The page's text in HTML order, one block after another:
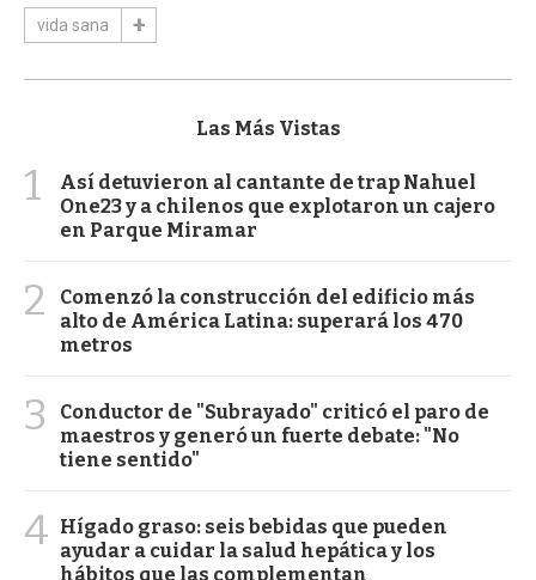
vida sana
Las Más Vistas
1
Así detuvieron al cantante de trap Nahuel
One23 y a chilenos que explotaron un cajero
en Parque Miramar
2
Comenzó la construcción del edificio más
alto de América Latina: superará los 470
metros
3
Conductor de "Subrayado" criticó el paro de
maestros y generó un fuerte debate: "No
tiene sentido"
4 Hígado graso: seis bebidas que pueden
ayudar a cuidar la salud hepática y los
hábitos que las complementan